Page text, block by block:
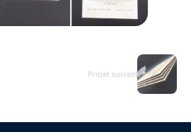
Projet suivant